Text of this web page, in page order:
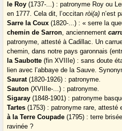
le Roy (1737-...) : patronyme Roy ou
en 1777. Cela dit, l’occitanròi(a) n’est
Sarre la Coux (1820-...) : « serre la
chemin de Sarron, anciennement
patronyme, attesté à Cadillac. Un
chemin, dans notre pays garonnais
la Saubotte (fin XVIIIe) : sans doute
lien avec l’abbaye de la Sauve.
Saurat(1820-1926) : patronyme.
Sauton (XVIIIe-...) : patronyme.
Sigaray (1848-1901) : patronyme
Tartes (1753) : patronyme rare, attesté
à la Terre Coupade (1795) : terre
ravinée ?